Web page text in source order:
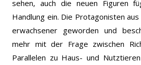
sehen, auch die neuen Figuren
Handlung ein. Die Protagonisten
erwachsener geworden und
mehr mit der Frage zwischen
Parallelen zu Haus- und